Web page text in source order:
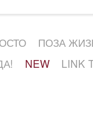
ПОЗА
NEW LINK